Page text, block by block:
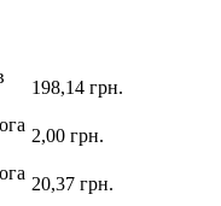
198,14 грн.
2,00 грн.
20,37 грн.